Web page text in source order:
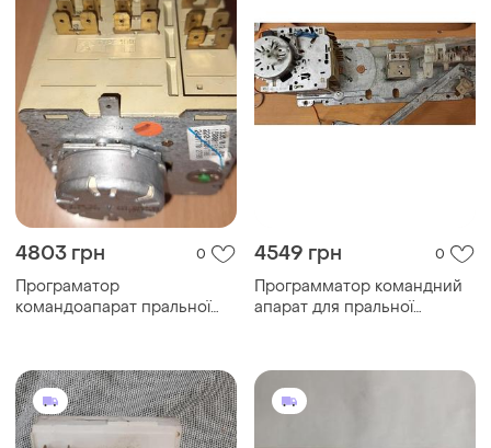
4803 грн 0
Програматор
командоапарат пральної
4549 грн 0
Программатор командний
апарат для пральної